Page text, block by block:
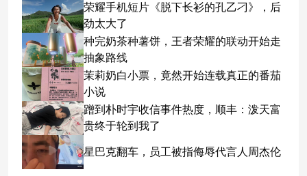
荣耀手机短片《脱下长衫的孔乙刁》，后
劲太大了
种完奶茶种薯饼，王者荣耀的联动开始走
抽象路线
茉莉奶白小票，竟然开始连载真正的番茄
小说
蹭到朴时宇收信事件热度，顺丰：泼天富
贵终于轮到我了
星巴克翻车，员工被指侮辱代言人周杰伦